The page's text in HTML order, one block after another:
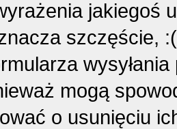
jakiegoś
szczęście,
mogą
o usunięciu